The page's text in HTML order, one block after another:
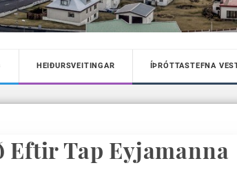
HEIÐURSVEITINGAR ÍÞRÓTTASTEFNA
Tap Eyjamanna